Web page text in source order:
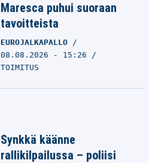
Maresca puhui suoraan
tavoitteista
EUROJALKAPALLO
08.08.2026 - 15:26
TOIMITUS
Synkkä käänne
rallikilpailussa – poliisi